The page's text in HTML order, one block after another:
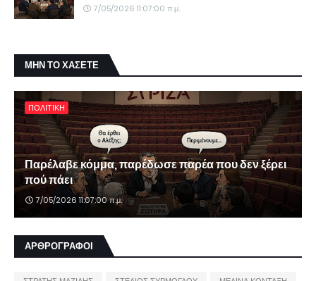
7/05/2026 11:07:00 π.μ.
ΜΗΝ ΤΟ ΧΑΣΕΤΕ
ΠΟΛΙΤΙΚΗ
Παρέλαβε κόμμα, παρέδωσε παρέα που δεν ξέρει
πού πάει
7/05/2026 11:07:00 π.μ.
ΑΡΘΡΟΓΡΑΦΟΙ